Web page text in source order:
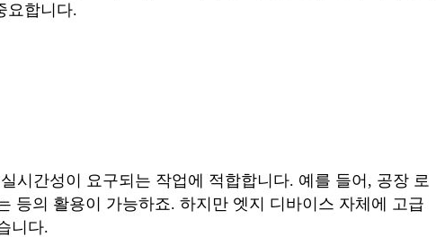
요합니다.
시간성이 요구되는 작업에 적합합니다. 예를 들어, 공장 로
등의 활용이 가능하죠. 하지만 엣지 디바이스 자체에 고급
니다.